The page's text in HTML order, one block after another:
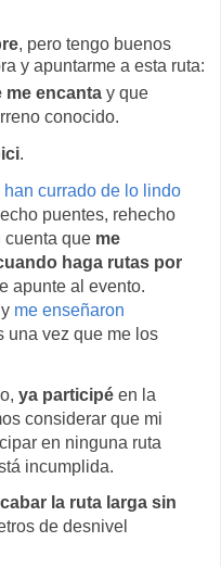
, pero tengo buenos
y apuntarme a esta ruta:
me encantay que
conocido.
.
han currado de lo lindo
puentes, rehecho
cuenta que me
haga rutas por
apunte al evento.
me enseñaron
una vez que me los
ya participéen la
considerar que mi
en ninguna ruta
incumplida.
la ruta larga sin
de desnivel